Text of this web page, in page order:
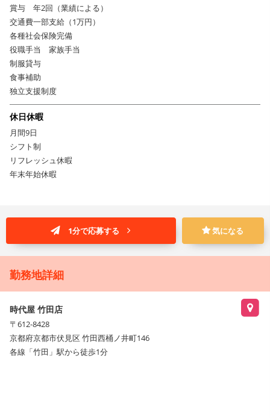
賞与 年2回（業績による）
交通費一部支給（1万円）
各種社会保険完備
役職手当 家族手当
制服貸与
食事補助
独立支援制度
休日休暇
月間9日
シフト制
リフレッシュ休暇
年末年始休暇
1分で応募する 気になる
勤務地詳細
時代屋 竹田店
〒612-8428
京都府京都市伏見区 竹田西桶ノ井町146
各線「竹田」駅から徒歩1分